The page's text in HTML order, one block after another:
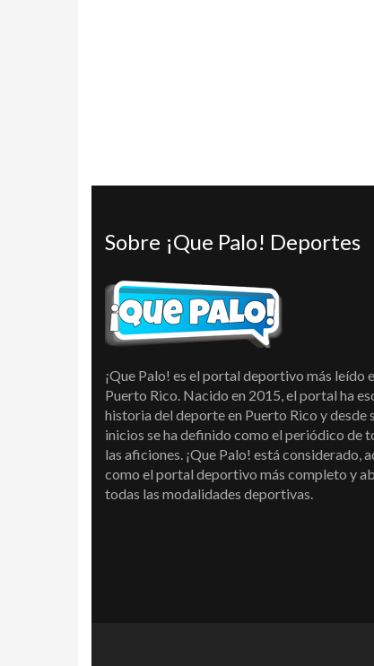
Sobre ¡Que Palo! Deportes
¡Que Palo! es el portal deportivo más leído
Puerto Rico. Nacido en 2015, el portal ha
historia del deporte en Puerto Rico y desde
inicios se ha definido como el periódico de
las aficiones. ¡Que Palo! está considerado,
como el portal deportivo más completo y
todas las modalidades deportivas.